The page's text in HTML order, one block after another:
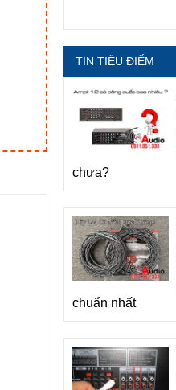
TIN TIÊU ĐIỂM
chưa?
chuẩn nhất